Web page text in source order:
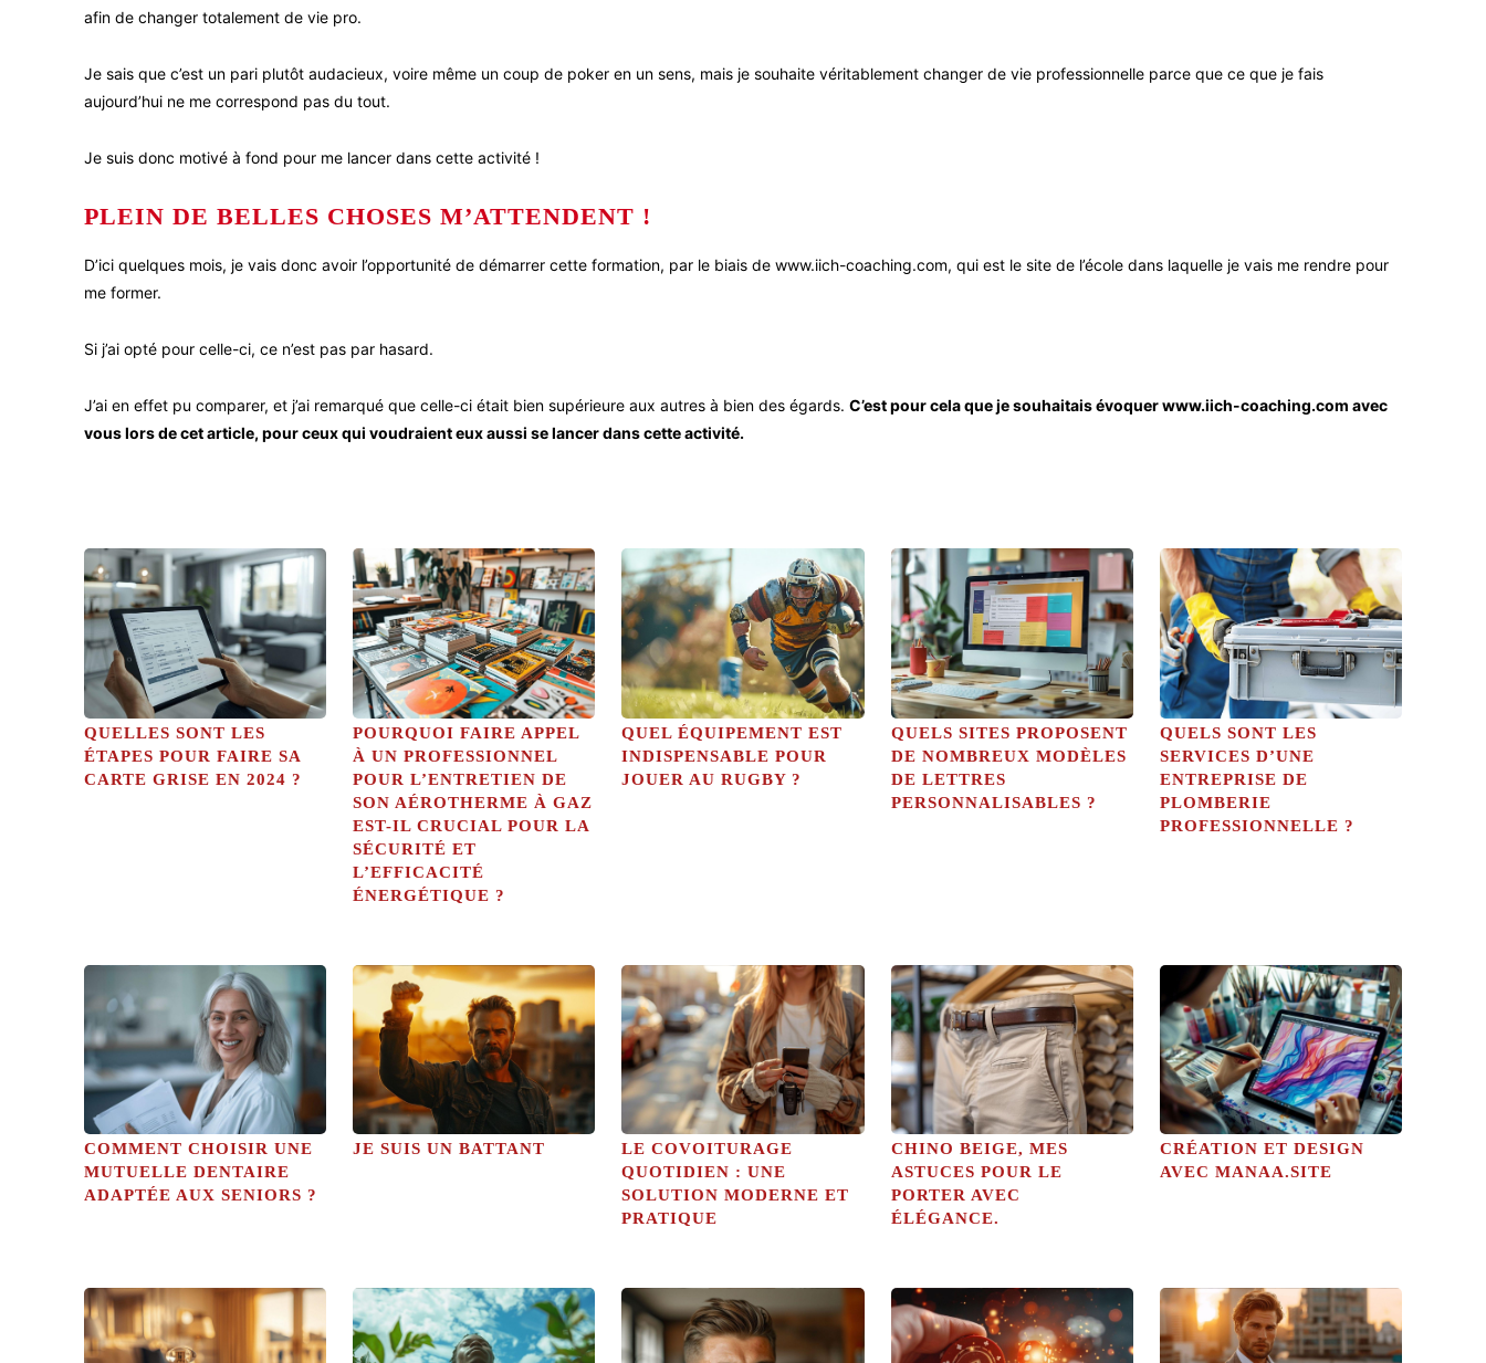
afin de changer totalement de vie pro.
Je sais que c’est un pari plutôt audacieux, voire même un coup de poker en un sens, mais je souhaite véritablement changer de vie professionnelle parce que ce que je fais
aujourd’hui ne me correspond pas du tout.
Je suis donc motivé à fond pour me lancer dans cette activité !
PLEIN DE BELLES CHOSES M’ATTENDENT !
D’ici quelques mois, je vais donc avoir l’opportunité de démarrer cette formation, par le biais de www.iich-coaching.com, qui est le site de l’école dans laquelle je vais me rendre pour
me former.
Si j’ai opté pour celle-ci, ce n’est pas par hasard.
J’ai en effet pu comparer, et j’ai remarqué que celle-ci était bien supérieure aux autres à bien des égards. C’est pour cela que je souhaitais évoquerwww.iich-coaching.com avec
vous lors de cet article, pour ceux qui voudraient eux aussi se lancer dans cette activité.
QUELLES SONT LES
ÉTAPES POUR FAIRE SA
CARTE GRISE EN 2024 ?
POURQUOI FAIRE APPEL
À UN PROFESSIONNEL
POUR L’ENTRETIEN DE
SON AÉROTHERME À GAZ
EST-IL CRUCIAL POUR LA
SÉCURITÉ ET
L’EFFICACITÉ
ÉNERGÉTIQUE ?
QUEL ÉQUIPEMENT EST
INDISPENSABLE POUR
JOUER AU RUGBY ?
QUELS SITES PROPOSENT
DE NOMBREUX MODÈLES
DE LETTRES
PERSONNALISABLES ?
QUELS SONT LES
SERVICES D’UNE
ENTREPRISE DE
PLOMBERIE
PROFESSIONNELLE ?
COMMENT CHOISIR UNE
MUTUELLE DENTAIRE
ADAPTÉE AUX SENIORS ?
JE SUIS UN BATTANT
LE COVOITURAGE
QUOTIDIEN : UNE
SOLUTION MODERNE ET
PRATIQUE
CHINO BEIGE, MES
ASTUCES POUR LE
PORTER AVEC
ÉLÉGANCE.
CRÉATION ET DESIGN
AVEC MANAA.SITE